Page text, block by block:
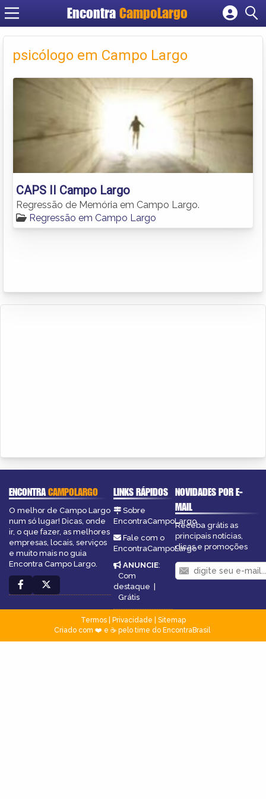
Encontra CampoLargo
Cadastrar empresa
Criar conta
psicólogo em Campo Largo
CAPS II Campo Largo
Regressão de Memória em Campo Largo.
Regressão em Campo Largo
ENCONTRACAMPOLARGO
O melhor de Campo Largo
num só lugar! Dicas, onde
ir, o que fazer, as melhores
empresas, locais, serviços
e muito mais no guia
Encontra Campo Largo.
LINKS RÁPIDOS
Sobre
EncontraCampoLargo
Fale com o
EncontraCampoLargo
ANUNCIE:
Com
destaque |
Grátis
NOVIDADES POR E-
MAIL
Receba grátis as
principais notícias,
dicas e promoções
Termos| Privacidade
Sitemap
Criado com ❤️ e ☕ pelo time do EncontraBrasil